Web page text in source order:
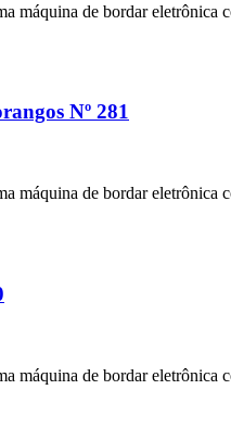
máquina de bordar
Nº 281
máquina de bordar
máquina de bordar